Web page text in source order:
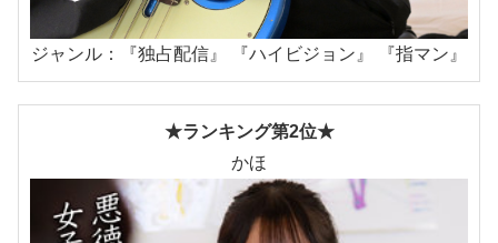
ジャンル：『独占配信』 『ハイビジョン』 『指マン』
★ランキング第2位★
かほ